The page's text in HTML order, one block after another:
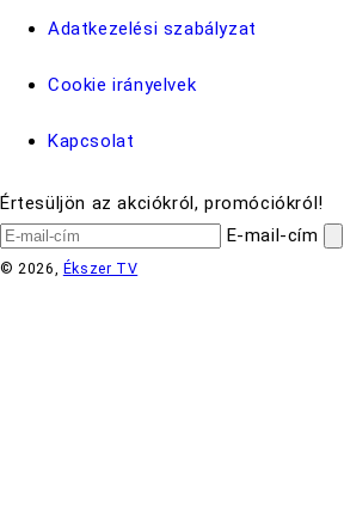
Adatkezelési szabályzat
Cookie irányelvek
Kapcsolat
Értesüljön az akciókról, promóciókról!
E-mail-cím
© 2026, Ékszer TV